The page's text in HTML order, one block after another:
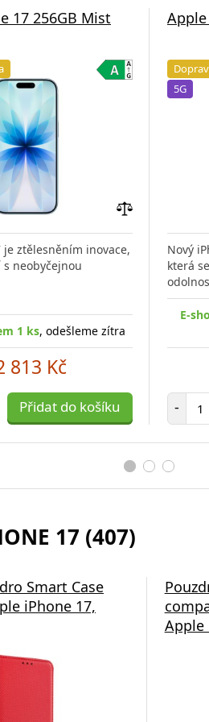
17 256GB Mist
porovnání
je ztělesněním inovace,
neobyčejnou
1 ks, odešleme zítra
813 Kč
Přidat do košíku
Apple
5G
Nový
která
E-
-
17 (407)
Smart Case
iPhone 17,
Apple
15W
2v1